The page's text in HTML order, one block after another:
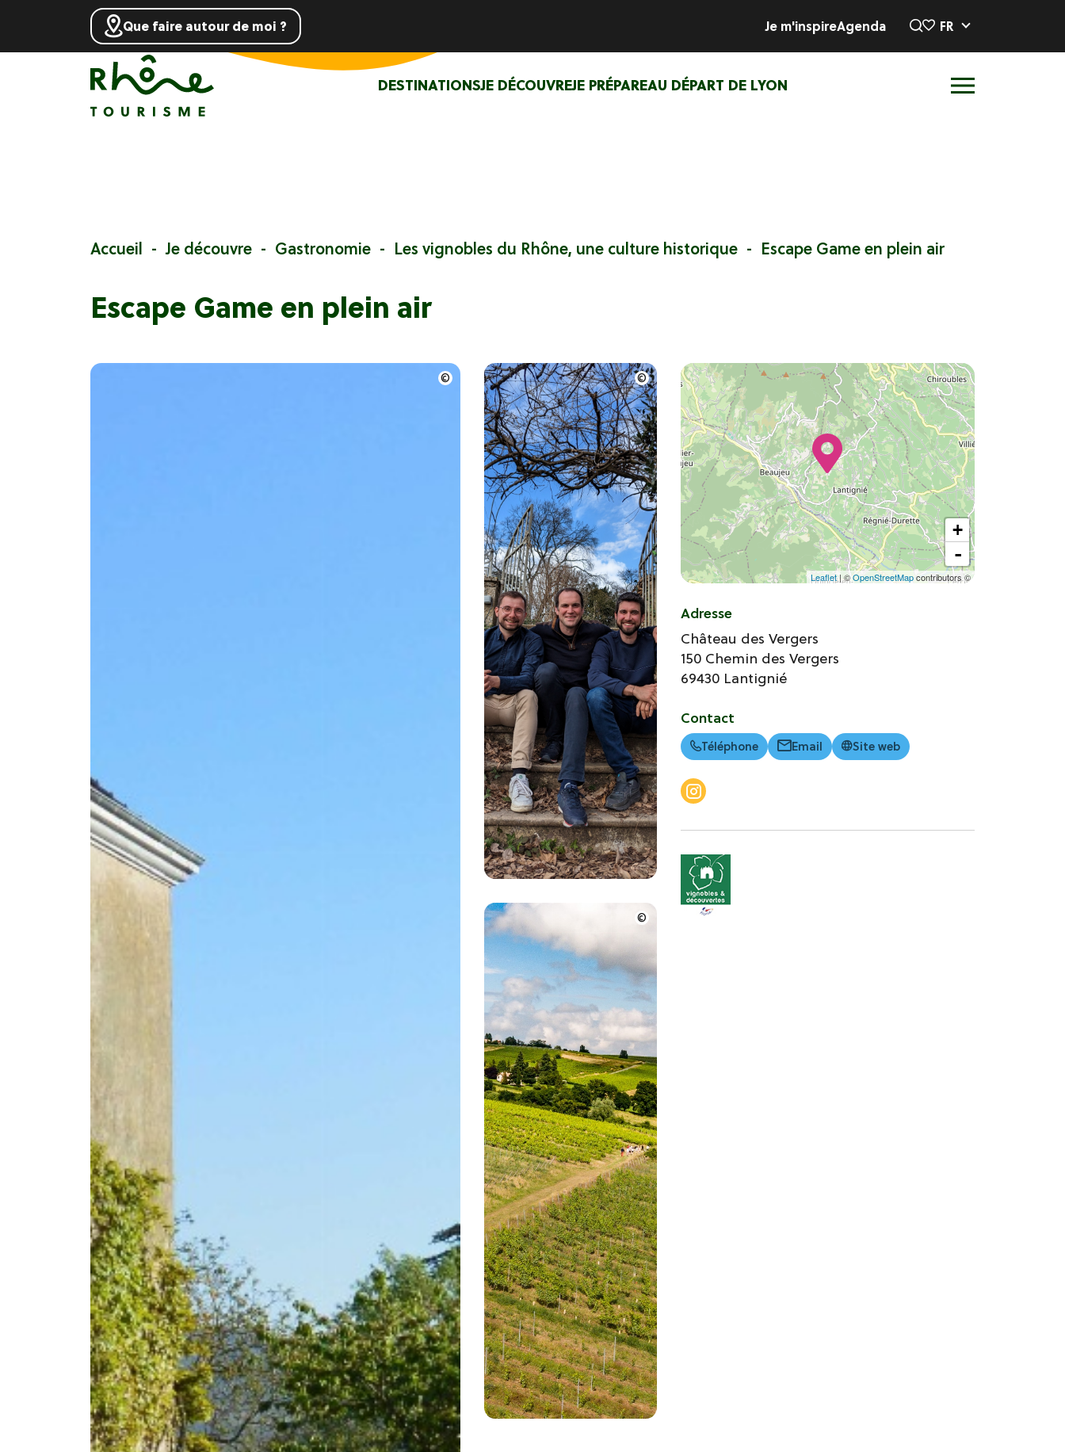
DESTINATIONSJE DÉCOUVREJE PRÉPAREAU DÉPART DE LYON
Que faire autour de moi ? Je m'inspireAgenda FR
Accueil Je découvre Gastronomie Les vignobles du Rhône, une culture historique Escape Game en plein air
Escape Game en plein air
+
-
Leaflet| ©OpenStreetMapcontributors ©
Adresse
Château des Vergers
150 Chemin des Vergers
69430 Lantignié
Contact
Téléphone Email Site web